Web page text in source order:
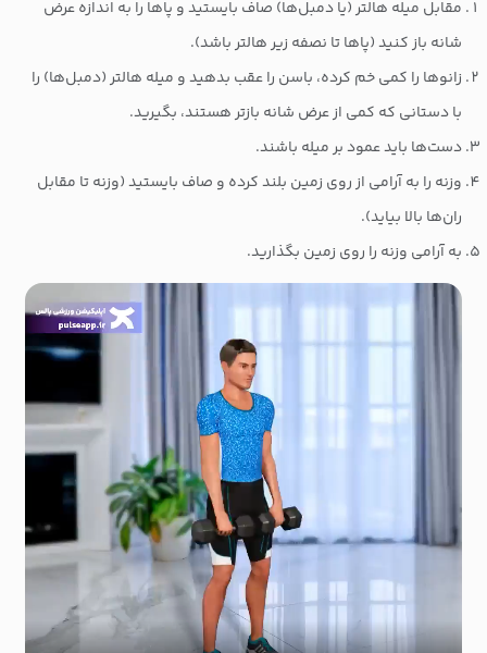
مقابل میله هالتر (یا دمبل‌ها) صاف بایستید و پاها را به اندازه عرض
شانه باز کنید (پاها تا نصفه زیر هالتر باشد).
زانوها را کمی خم کرده، باسن را عقب بدهید و میله هالتر (دمبل‌ها) را
با دستانی که کمی از عرض شانه بازتر هستند، بگیرید.
دست‌ها باید عمود بر میله باشند.
وزنه را به آرامی از روی زمین بلند کرده و صاف بایستید (وزنه تا مقابل
ران‌ها بالا بیاید).
به آرامی وزنه را روی زمین بگذارید.